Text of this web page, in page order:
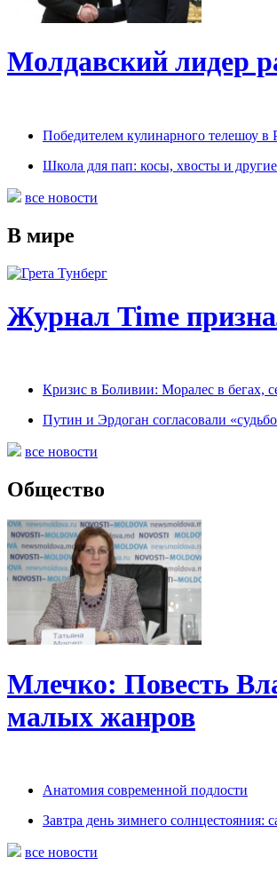
Молдавский лидер
Победителем кулинарного телешоу
Школа для пап: косы, хвосты и
все новости
В мире
Журнал Time
Кризис в Боливии: Моралес в бегах,
Путин и Эрдоган согласовали
все новости
Общество
Млечко: Повесть
малых жанров
Анатомия современной подлости
Завтра день зимнего солнцестояния:
все новости